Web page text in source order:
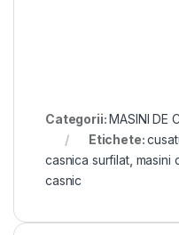
Categorii:MASINI DE
Etichete:
casnica surfilat, masini
casnic